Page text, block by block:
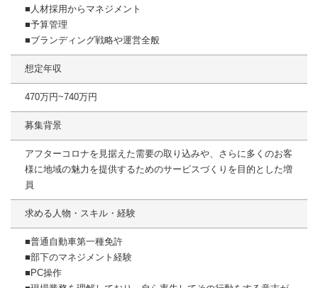
■人材採用からマネジメント
■予算管理
■ブランディング戦略や運営全般
想定年収
470万円~740万円
募集背景
アフターコロナを見据えた需要の取り込みや、さらに多くのお客
様に地域の魅力を提供するためのサービスづくりを目的とした増
員
求める人物・スキル・経験
■普通自動車第一種免許
■部下のマネジメント経験
■PC操作